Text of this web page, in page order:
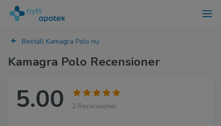
Beställ Kamagra Polo nu
Kamagra Polo Recensioner
5.00 2 Recensioner